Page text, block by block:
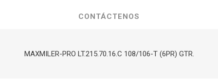
CONTÁCTENOS
MAXMILER-PRO LT.215.70.16.C 108/106-T (6PR) GTR.